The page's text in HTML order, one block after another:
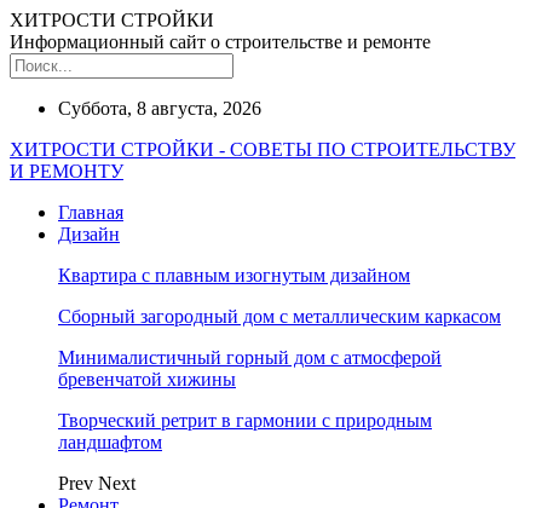
ХИТРОСТИ СТРОЙКИ
Информационный сайт о строительстве и ремонте
Суббота, 8 августа, 2026
ХИТРОСТИ СТРОЙКИ - СОВЕТЫ ПО СТРОИТЕЛЬСТВУ
И РЕМОНТУ
Главная
Дизайн
Квартира с плавным изогнутым дизайном
Сборный загородный дом с металлическим каркасом
Минималистичный горный дом с атмосферой
бревенчатой хижины
Творческий ретрит в гармонии с природным
ландшафтом
Prev Next